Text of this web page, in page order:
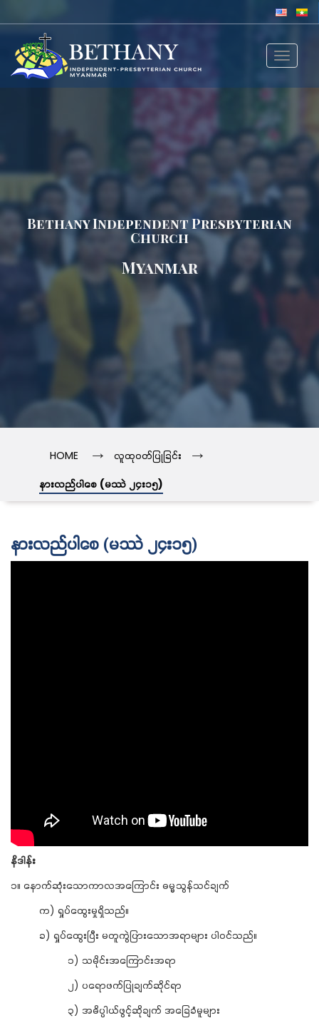
Toggle
Bethany Independent Presbyterian
Church
Myanmar
HOME → လူထုဝတ်ပြုခြင်း →
နားလည်ပါစေ (မဿဲ ၂၄း၁၅)
နားလည်ပါစေ (မဿဲ ၂၄း၁၅)
နိဒါန်း
၁။ နောက်ဆုံးသောကာလအကြောင်း ဓမ္မသွန်သင်ချက်
က) ရှုပ်ထွေးမှုရှိသည်။
ခ) ရှုပ်ထွေးပြီး မတူကွဲပြားသောအရာများ ပါဝင်သည်။
၁) သမိုင်းအကြောင်းအရာ
၂) ပရောဖက်ပြုချက်ဆိုင်ရာ
၃) အဓိပ္ပါယ်ဖွင့်ဆိုချက် အခြေခံမူများ